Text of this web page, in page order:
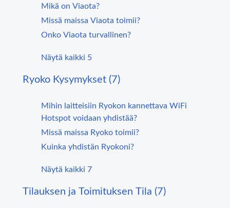
Mikä on Viaota?
Missä maissa Viaota toimii?
Onko Viaota turvallinen?
Näytä kaikki 5
Ryoko Kysymykset (7)
Mihin laitteisiin Ryokon kannettava WiFi
Hotspot voidaan yhdistää?
Missä maissa Ryoko toimii?
Kuinka yhdistän Ryokoni?
Näytä kaikki 7
Tilauksen ja Toimituksen Tila (7)